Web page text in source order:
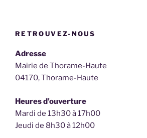
RETROUVEZ-NOUS
Adresse
Mairie de Thorame-Haute
04170, Thorame-Haute
Heures d’ouverture
Mardi de 13h30 à 17h00
Jeudi de 8h30 à 12h00